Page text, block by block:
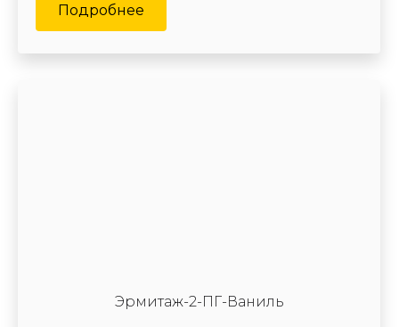
Подробнее
Эрмитаж-2-ПГ-Ваниль